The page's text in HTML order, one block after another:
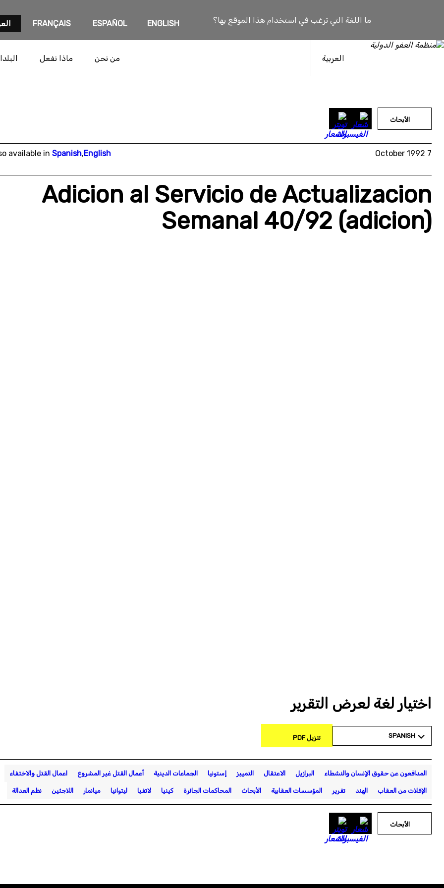
ما اللغة التي ترغب في استخدام هذا الموقع بها؟ ENGLISH
ESPAÑOL
FRANÇAIS
العربية من نحن ماذا نفعل
الأبحاث
7 October 1992
available in Spanish,English
Adicion al Servicio de Actualizacion
Semanal 40/92 (adicion)
اختيار لغة لعرض التقرير
SPANISH تنزيل PDF
المدافعون عن حقوق الإنسان والنشطاء البرازيل الاعتقال التمييز إستونيا الجماعات الدينية أعمال القتل غير المشروع اعمال القتل والاختفاء
الإفلات من العقاب الهند تقرير المؤسسات العقابية الأبحاث المحاكمات الجائرة كينيا لاتفيا ليتوانيا ميانمار اللاجئين نظم العدالة
الأبحاث